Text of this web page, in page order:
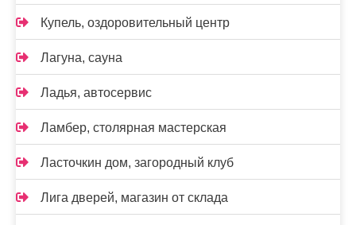
Купель, оздоровительный центр
Лагуна, сауна
Ладья, автосервис
Ламбер, столярная мастерская
Ласточкин дом, загородный клуб
Лига дверей, магазин от склада